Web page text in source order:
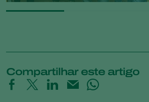
Compartilhar este artigo